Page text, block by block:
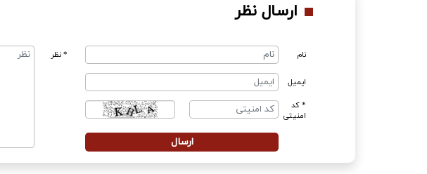
ارسال نظر
نام
ایمیل
* کد
امنیتی
* نظر